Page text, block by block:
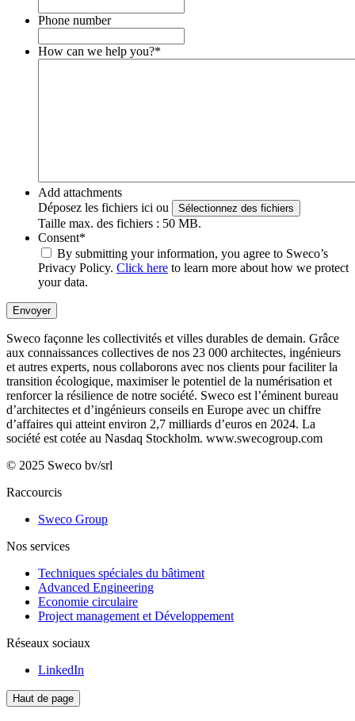
Phone number
How can we help you?*
Add attachments
Déposez les fichiers ici ou
Sélectionnez des fichiers
Taille max. des fichiers : 50 MB.
Consent*
By submitting your information, you agree to Sweco’s
Privacy Policy. Click here to learn more about how we protect
your data.
Envoyer
Sweco façonne les collectivités et villes durables de demain. Grâce
aux connaissances collectives de nos 23 000 architectes, ingénieurs
et autres experts, nous collaborons avec nos clients pour faciliter la
transition écologique, maximiser le potentiel de la numérisation et
renforcer la résilience de notre société. Sweco est l’éminent bureau
d’architectes et d’ingénieurs conseils en Europe avec un chiffre
d’affaires qui atteint environ 2,7 milliards d’euros en 2024. La
société est cotée au Nasdaq Stockholm. www.swecogroup.com
© 2025 Sweco bv/srl
Raccourcis
Sweco Group
Nos services
Techniques spéciales du bâtiment
Advanced Engineering
Economie circulaire
Project management et Développement
Réseaux sociaux
LinkedIn
Haut de page